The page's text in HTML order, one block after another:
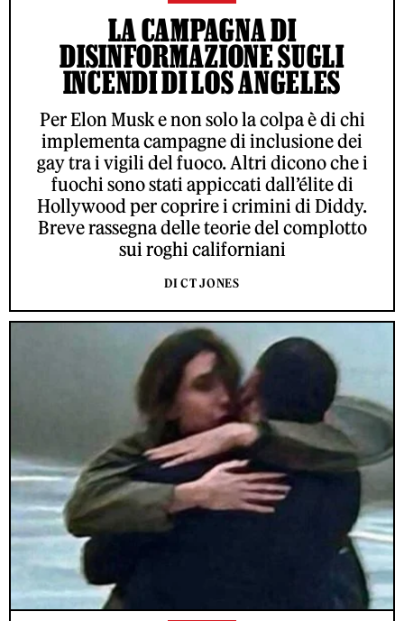
LA CAMPAGNA DI
DISINFORMAZIONE SUGLI
INCENDI DI LOS ANGELES
Per Elon Musk e non solo la colpa è di chi
implementa campagne di inclusione dei
gay tra i vigili del fuoco. Altri dicono che i
fuochi sono stati appiccati dall’élite di
Hollywood per coprire i crimini di Diddy.
Breve rassegna delle teorie del complotto
sui roghi californiani
DI CT JONES